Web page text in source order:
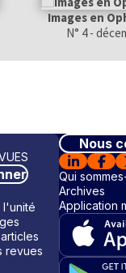
Images en
N° 4 -
l'unité
revues
Nous
Qui
Archives
Application